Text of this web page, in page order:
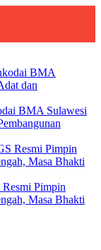
BMA Sulawesi
Pimpin
Masa Bhakti